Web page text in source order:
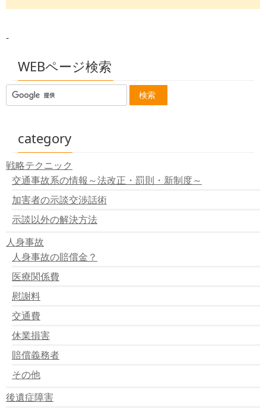
後遺障害裏戦略サポートのサイト緊急メンテナンス終了
【12/20.20時04分付】
後遺障害裏戦略サポートのサイト緊急メンテナンス状況
【12/20.14時40分付】
後遺障害裏戦略サポートのサイト緊急メンテナンス
暗号化通信、常時SSL化によりサイトのアドレスが全て
HTTPSとなりました。
交通事故に関するすべての記事の見直しを行います。
常時SSL化に向けて ～https～
サイトメンテナンスに伴い過去1ヶ月分の更新データー
を削除しました。
順次サイトをＳＳＬ化します。
品質保証の為の業務制限について
＜重要＞メール送信元の信憑性について
メールの処理遅延のお知らせ
メールサーバーのメンテナンスの終了のお知らせ
受任制限のお知らせ
無料面談、現在、午前中が空いてます！
ＨＰコンテンツに対する質問について
無料イベントが開催されます。
ブログを変えたみたいです。
無料相談イベント
サーバー移転による一時サービスのお知らせ
通常通り業務を行っています。
品質保証における業務制限の知らせ。
ネットワーク障害による業務の遅れについて
-
WEBページ検索
category
戦略テクニック
交通事故系の情報～法改正・罰則・新制度～
加害者の示談交渉話術
示談以外の解決方法
人身事故
人身事故の賠償金？
医療関係費
慰謝料
交通費
休業損害
賠償義務者
その他
後遺症障害